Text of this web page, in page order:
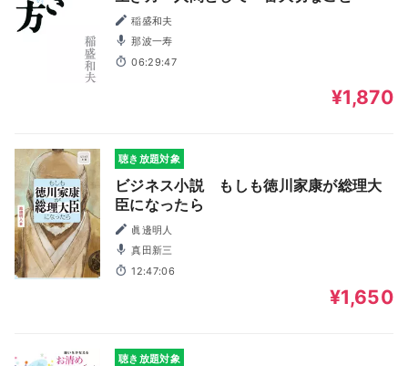
稲盛和夫
那波一寿
06:29:47
¥1,870
聴き放題対象
ビジネス小説 もしも徳川家康が総理大
臣になったら
眞邊明人
真田新三
12:47:06
¥1,650
聴き放題対象